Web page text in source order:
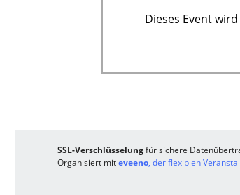
Dieses Event
SSL-Verschlüsselungfür sichere
Organisiert miteveeno, der flexiblen